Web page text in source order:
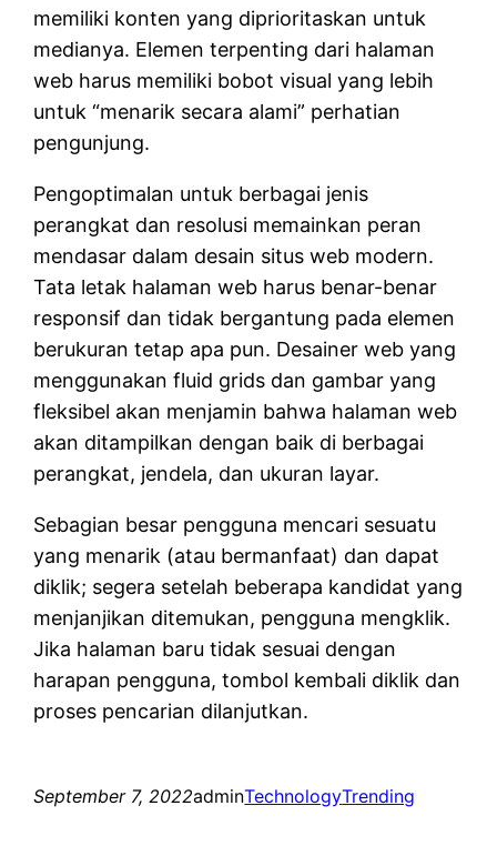
memiliki konten yang diprioritaskan untuk
medianya. Elemen terpenting dari halaman
web harus memiliki bobot visual yang lebih
untuk “menarik secara alami” perhatian
pengunjung.
Pengoptimalan untuk berbagai jenis
perangkat dan resolusi memainkan peran
mendasar dalam desain situs web modern.
Tata letak halaman web harus benar-benar
responsif dan tidak bergantung pada elemen
berukuran tetap apa pun. Desainer web yang
menggunakan fluid grids dan gambar yang
fleksibel akan menjamin bahwa halaman web
akan ditampilkan dengan baik di berbagai
perangkat, jendela, dan ukuran layar.
Sebagian besar pengguna mencari sesuatu
yang menarik (atau bermanfaat) dan dapat
diklik; segera setelah beberapa kandidat yang
menjanjikan ditemukan, pengguna mengklik.
Jika halaman baru tidak sesuai dengan
harapan pengguna, tombol kembali diklik dan
proses pencarian dilanjutkan.
September 7, 2022adminTechnologyTrending